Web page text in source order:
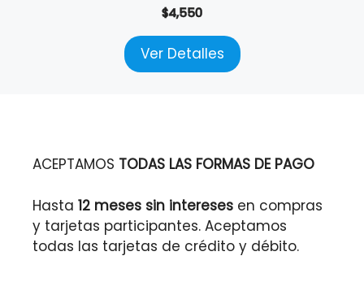
$4,550
Ver Detalles
ACEPTAMOS TODAS LAS FORMAS DE PAGO
Hasta 12 meses sin intereses en compras
y tarjetas participantes. Aceptamos
todas las tarjetas de crédito y débito.